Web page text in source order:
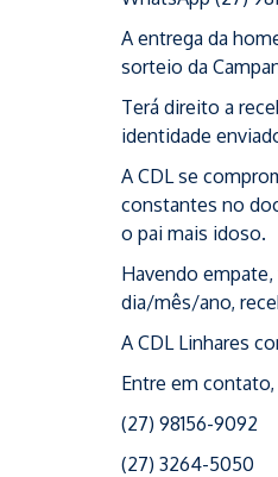
A entrega da
sorteio da
Terá direito a
identidade
A CDL se
constantes no
o pai mais idoso.
Havendo
dia/mês/ano,
A CDL Linhares
Entre em
(27) 98156-9092
(27) 3264-5050